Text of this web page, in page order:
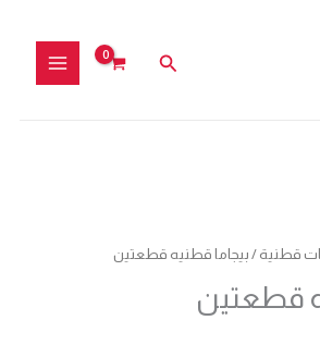
البحث
قطنية / بيجاما قطنيه قطعتين
قطعتين